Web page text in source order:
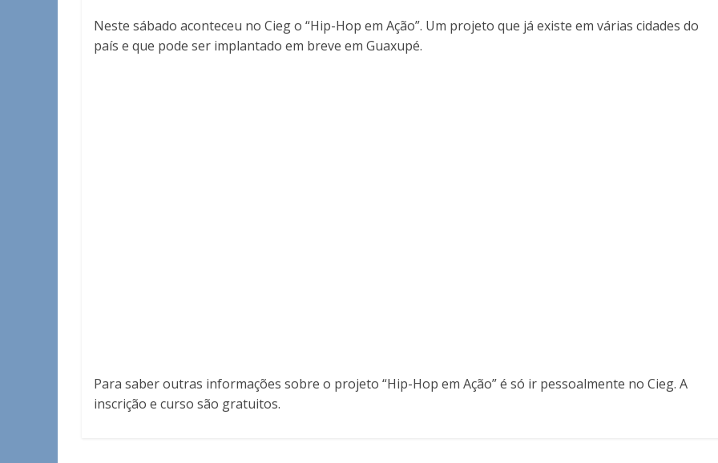
Neste sábado aconteceu no Cieg o “Hip-Hop em Ação”. Um projeto que já existe em várias cidades do
país e que pode ser implantado em breve em Guaxupé.
Para saber outras informações sobre o projeto “Hip-Hop em Ação” é só ir pessoalmente no Cieg. A
inscrição e curso são gratuitos.